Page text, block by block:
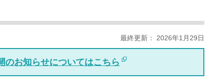
最終更新： 2026年1月29日
のお知らせについてはこちら